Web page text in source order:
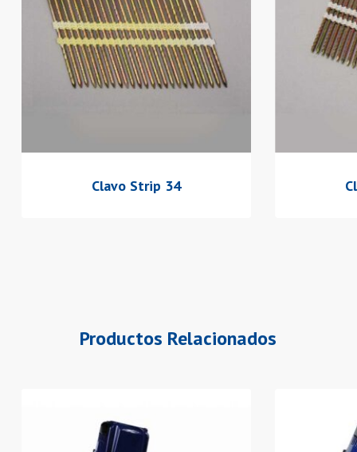
Clavo Strip 34
Productos Relacionados